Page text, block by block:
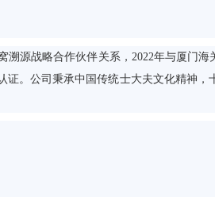
源战略合作伙伴关系，2022年与厦门海
。公司秉承中国传统士大夫文化精神